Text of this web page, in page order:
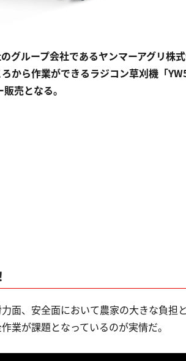
グループ会社であるヤンマーアグリ株
から作業ができるラジコン草刈機「
売となる。
面、安全面において農家の大きな負担
業が課題となっているのが実情だ。